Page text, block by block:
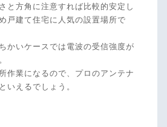
と方角に注意すれば比較的安定し
戸建て住宅に人気の設置場所で
かいケースでは電波の受信強度が
作業になるので、プロのアンテナ
いえるでしょう。